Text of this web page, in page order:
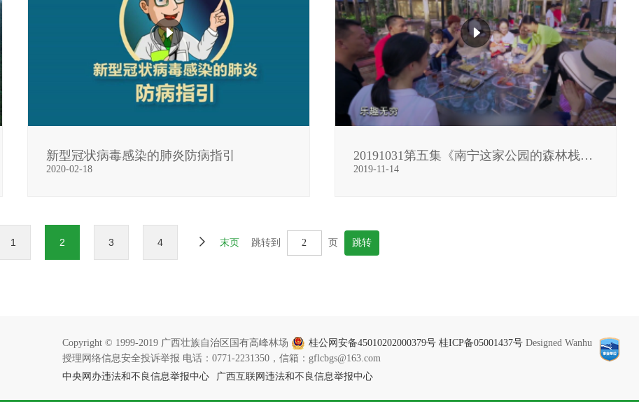
新型冠状病毒感染的肺炎防病指引
2020-02-18
20191031第五集《南宁这家公园的森林栈道特别美》
2019-11-14
1 2 3 4 末页 跳转到 页
Copyright © 1999-2019 广西壮族自治区国有高峰林场 桂公网安备45010202000379号 桂ICP备05001437号 Designed Wanhu
授理网络信息安全投诉举报 电话：0771-2231350，信箱：gflcbgs@163.com
中央网办违法和不良信息举报中心
广西互联网违法和不良信息举报中心